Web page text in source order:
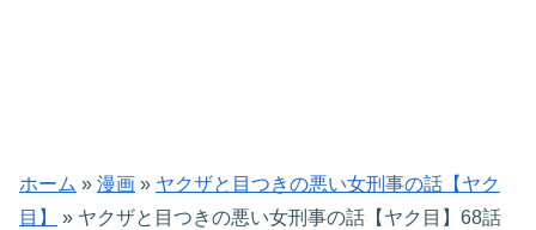
ホーム » 漫画 » ヤクザと目つきの悪い女刑事の話【ヤク
目】
» ヤクザと目つきの悪い女刑事の話【ヤク目】68話